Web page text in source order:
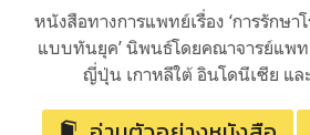
หนังสือทางการแพทย์เรื่อง ‘การรักษา
แบบทันยุค’ นิพนธ์โดยคณาจารย์แพท
ญี่ปุ่น เกาหลีใต้ อินโดนีเซีย แล